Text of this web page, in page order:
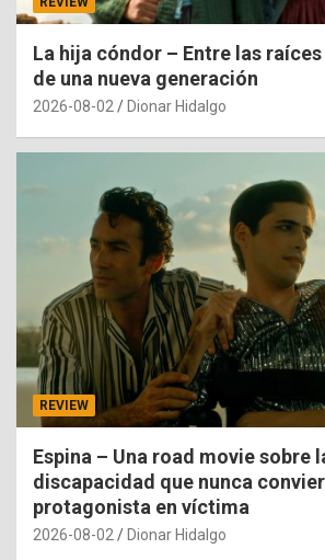
La hija cóndor – Entre las
de una nueva generación
2026-08-02 Dionar Hidalgo
REVIEW
Espina – Una road movie sobre
discapacidad que nunca
protagonista en víctima
2026-08-02 Dionar Hidalgo